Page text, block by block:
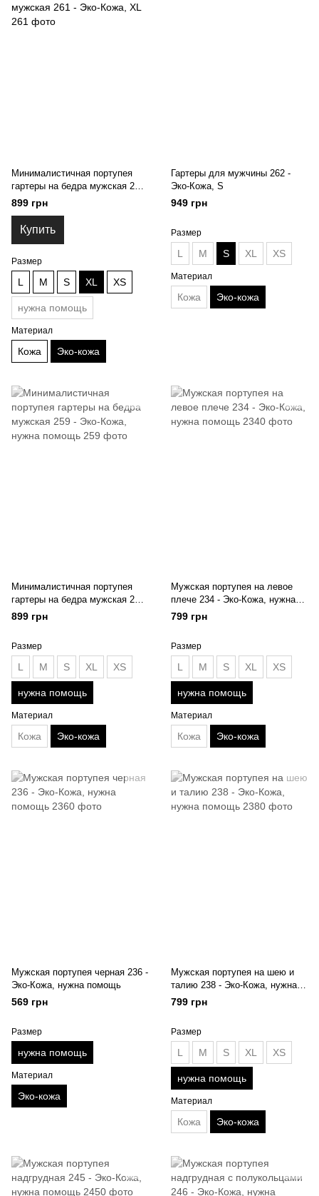
Минималистичная портупея
гартеры на бедра мужская 261
- Эко-Кожа, XL
899 грн
Купить
Размер
L M S XL XS
нужна помощь
Материал
Кожа Эко-кожа
Гартеры для мужчины 262 -
Эко-Кожа, S
949 грн
Размер
L M S XL XS
Материал
Кожа Эко-кожа
Минималистичная портупея
гартеры на бедра мужская 259
- Эко-Кожа, нужна помощь
899 грн
Размер
L M S XL XS
нужна помощь
Материал
Кожа Эко-кожа
Мужская портупея на левое
плече 234 - Эко-Кожа, нужна
помощь
799 грн
Размер
L M S XL XS
нужна помощь
Материал
Кожа Эко-кожа
Мужская портупея черная 236 -
Эко-Кожа, нужна помощь
569 грн
Размер
нужна помощь
Материал
Эко-кожа
Мужская портупея на шею и
талию 238 - Эко-Кожа, нужна
помощь
799 грн
Размер
L M S XL XS
нужна помощь
Материал
Кожа Эко-кожа